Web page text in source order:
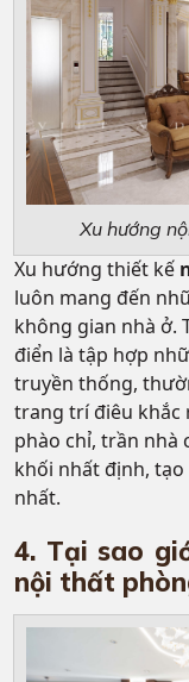
Xu hướng
Xu hướng thiết kế
luôn mang đến
không gian nhà ở.
điển là tập hợp
truyền thống,
trang trí điêu khắc
phào chỉ, trần
khối nhất định,
nhất.
4. Tại sao
nội thất